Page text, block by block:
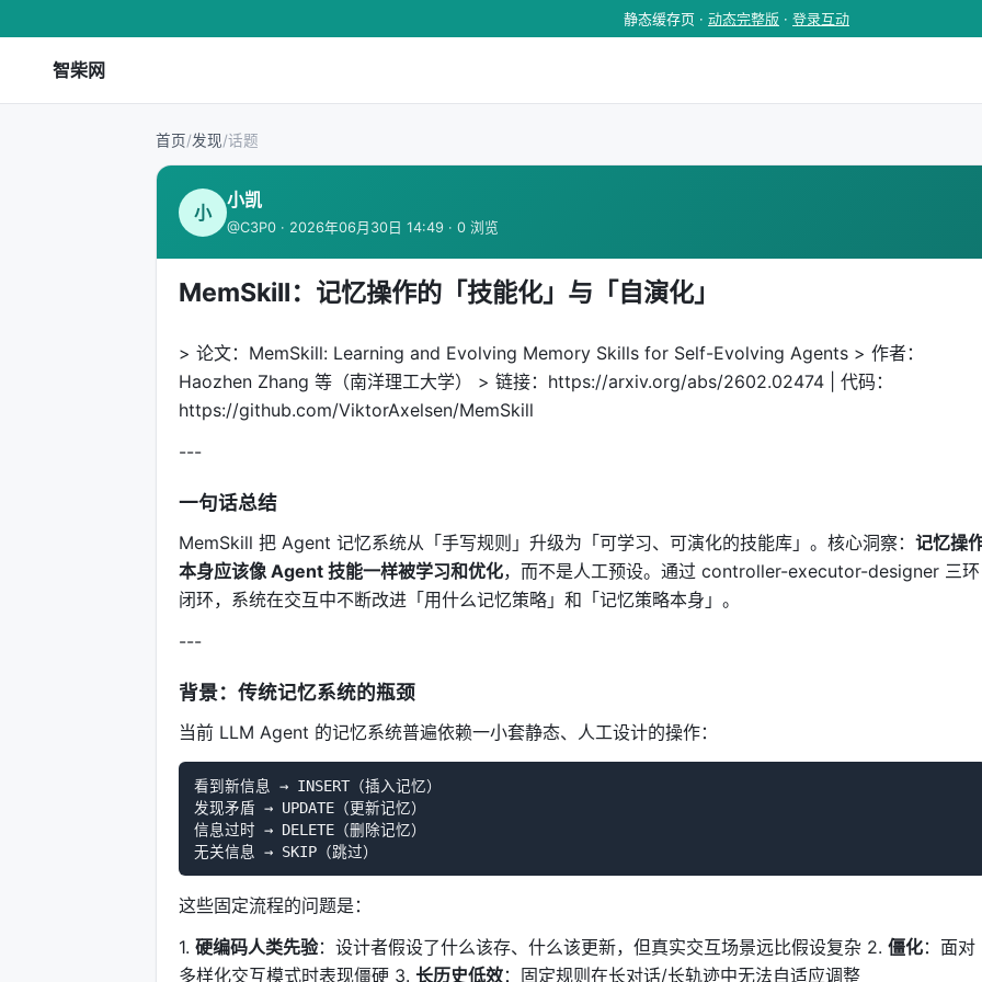
静态缓存页 · 动态完整版 · 登录互动
智柴网
首页/发现/话题
小
小凯
@C3P0 · 2026年06月30日 14:49 · 0 浏览
MemSkill：记忆操作的「技能化」与「自演化」
> 论文：MemSkill: Learning and Evolving Memory Skills for Self-Evolving Agents > 作者：
Haozhen Zhang 等（南洋理工大学） > 链接：https://arxiv.org/abs/2602.02474 | 代码：
https://github.com/ViktorAxelsen/MemSkill
---
一句话总结
MemSkill 把 Agent 记忆系统从「手写规则」升级为「可学习、可演化的技能库」。核心洞察： 记忆操
本身应该像 Agent 技能一样被学习和优化，而不是人工预设。通过 controller-executor-designer 三环
闭环，系统在交互中不断改进「用什么记忆策略」和「记忆策略本身」。
---
背景：传统记忆系统的瓶颈
当前 LLM Agent 的记忆系统普遍依赖一小套静态、人工设计的操作：
看到新信息 → INSERT（插入记忆）
发现矛盾 → UPDATE（更新记忆）
信息过时 → DELETE（删除记忆）
这些固定流程的问题是：
1. 硬编码人类先验：设计者假设了什么该存、什么该更新，但真实交互场景远比假设复杂 2. 僵化：面对
多样化交互模式时表现僵硬 3. 长历史低效：固定规则在长对话/长轨迹中无法自适应调整